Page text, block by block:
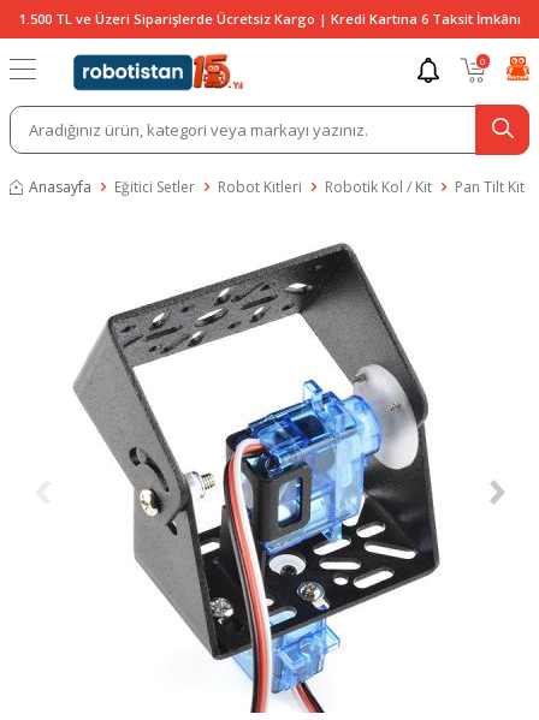
1.500 TL ve Üzeri Siparişlerde Ücretsiz Kargo | Kredi Kartına 6 Taksit İmkânı
0
Anasayfa Eğitici Setler Robot Kitleri Robotik Kol / Kit Pan Tilt Kit